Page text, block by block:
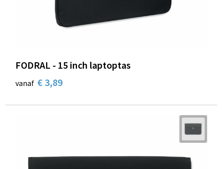
FODRAL - 15 inch laptoptas
vanaf € 3,89